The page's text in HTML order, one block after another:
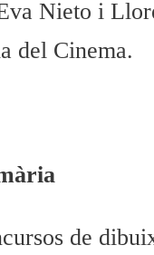
Nieto i
del Cinema.
de